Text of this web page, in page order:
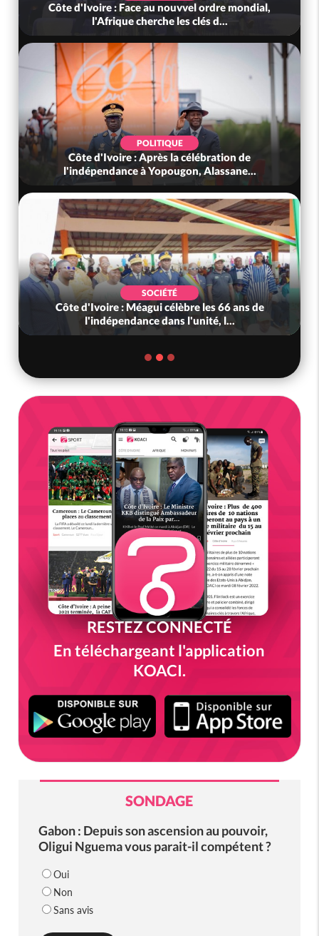
Côte d'Ivoire : Face au nouvvel ordre mondial,
l'Afrique cherche les clés d...
POLITIQUE
Côte d'Ivoire : Après la célébration de
l'indépendance à Yopougon, Alassane...
SOCIÉTÉ
Côte d'Ivoire : Méagui célèbre les 66 ans de
l'indépendance dans l'unité, l...
RESTEZ CONNECTÉ
En téléchargeant l'application
KOACI.
SONDAGE
Gabon : Depuis son ascension au pouvoir,
Oligui Nguema vous parait-il compétent ?
Oui
Non
Sans avis